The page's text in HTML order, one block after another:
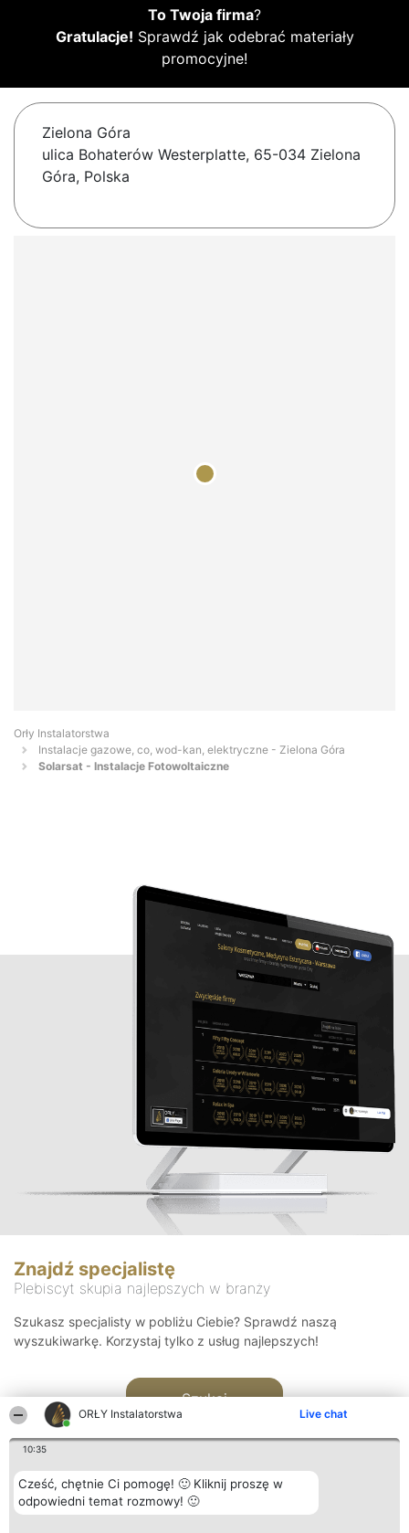
ORŁY Instalatorstwa Live chat
10:35
Cześć, chętnie Ci pomogę! 🙂 Kliknij proszę w
odpowiedni temat rozmowy! 🙂
To Twoja firma?
Gratulacje! Sprawdź jak odebrać materiały
promocyjne!
Zielona Góra
ulica Bohaterów Westerplatte, 65-034 Zielona
Góra, Polska
Orły Instalatorstwa
Instalacje gazowe, co, wod-kan, elektryczne - Zielona Góra
Solarsat - Instalacje Fotowoltaiczne
Znajdź specjalistę
Plebiscyt skupia najlepszych w branży
Szukasz specjalisty w pobliżu Ciebie? Sprawdź naszą
wyszukiwarkę. Korzystaj tylko z usług najlepszych!
Szukaj